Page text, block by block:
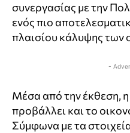
συνεργασίας με την
ενός πιο
πλαισίου κάλυψης των
-
Μέσα από την έκθεση,
προβάλλει και το
Σύμφωνα με τα